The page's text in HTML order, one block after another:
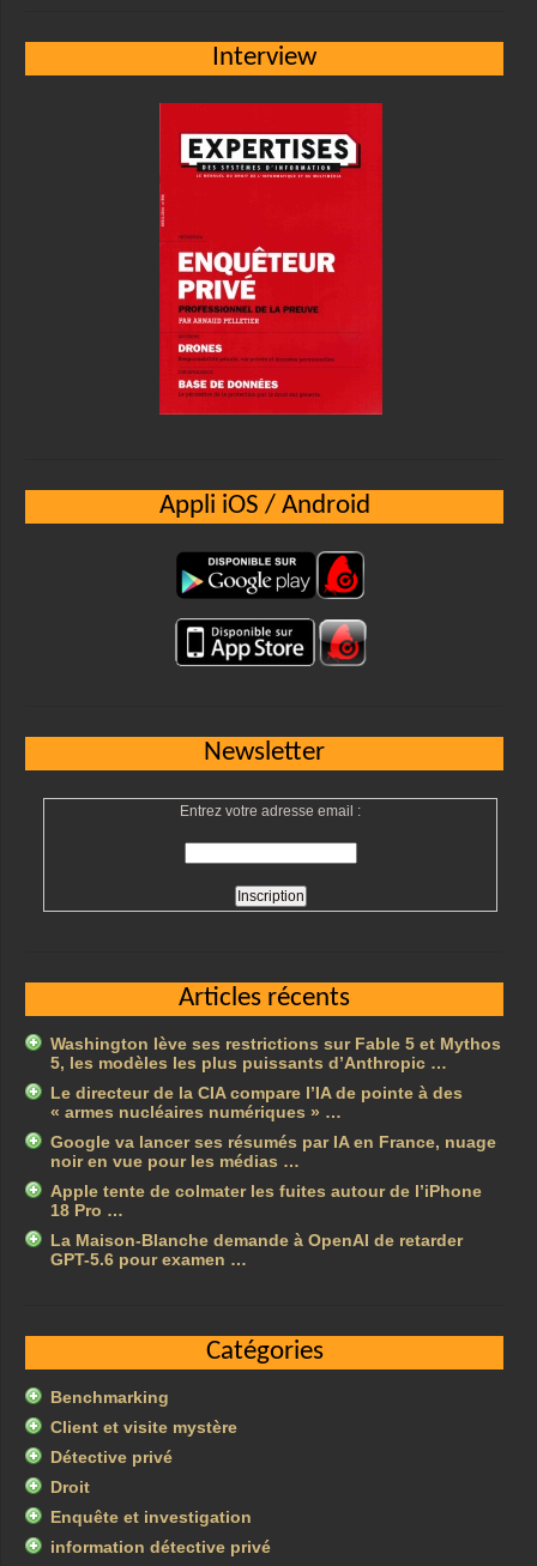
Interview
Appli iOS / Android
Newsletter
Entrez votre adresse email :
Articles récents
Washington lève ses restrictions sur Fable 5 et Mythos
5, les modèles les plus puissants d’Anthropic …
Le directeur de la CIA compare l’IA de pointe à des
« armes nucléaires numériques » …
Google va lancer ses résumés par IA en France, nuage
noir en vue pour les médias …
Apple tente de colmater les fuites autour de l’iPhone
18 Pro …
La Maison-Blanche demande à OpenAI de retarder
GPT-5.6 pour examen …
Catégories
Benchmarking
Client et visite mystère
Détective privé
Droit
Enquête et investigation
information détective privé